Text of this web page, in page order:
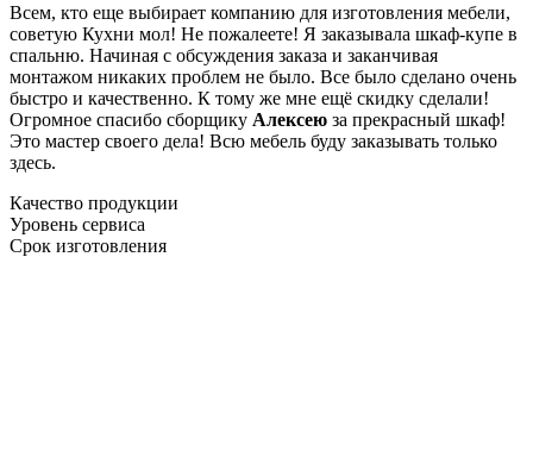
Всем, кто еще выбирает компанию для изготовления мебели,
советую Кухни мол! Не пожалеете! Я заказывала шкаф-купе в
спальню. Начиная с обсуждения заказа и заканчивая
монтажом никаких проблем не было. Все было сделано очень
быстро и качественно. К тому же мне ещё скидку сделали!
Огромное спасибо сборщику Алексею за прекрасный шкаф!
Это мастер своего дела! Всю мебель буду заказывать только
здесь.
Качество продукции
Уровень сервиса
Срок изготовления